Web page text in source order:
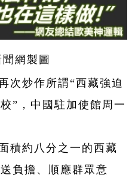
網製圖
次炒作所謂“西藏強迫
”，中國駐加使館周一
積約八分之一的西藏
負擔、順應群眾意